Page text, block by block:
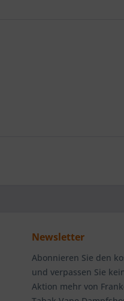
Newsletter
Abonnieren Sie den
und verpassen Sie
Aktion mehr von